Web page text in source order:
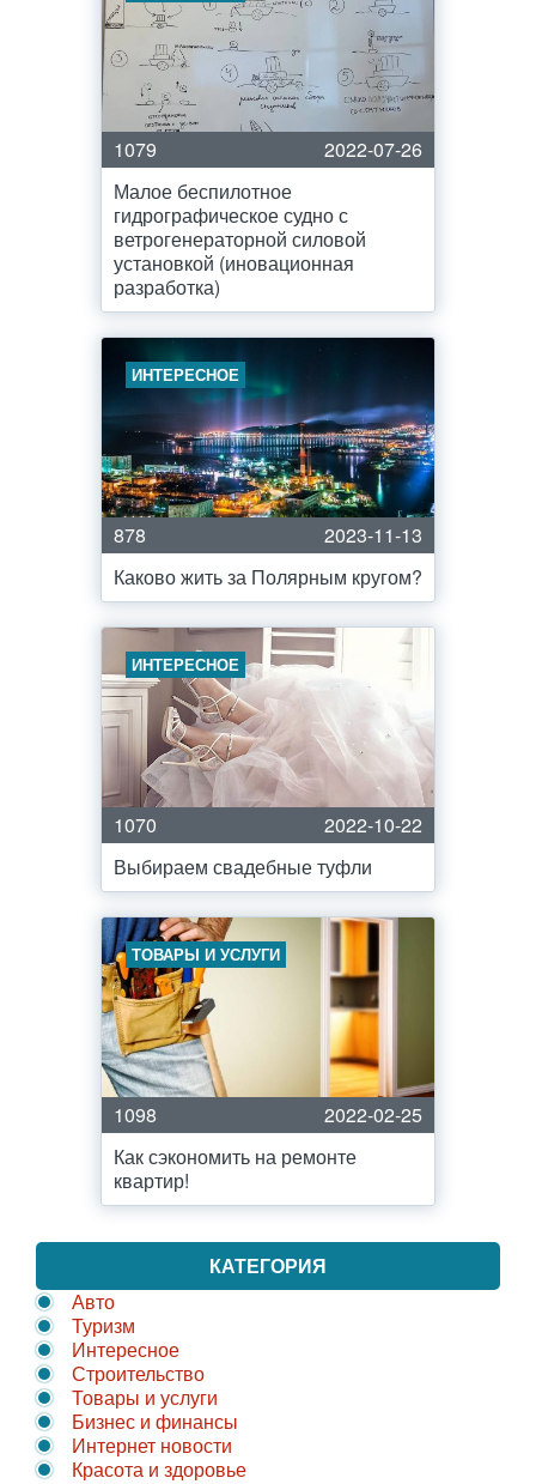
1079
2022-07-26
Малое беспилотное
гидрографическое судно с
ветрогенераторной силовой
установкой (иновационная
разработка)
ИНТЕРЕСНОЕ
878
2023-11-13
Каково жить за Полярным кругом?
ИНТЕРЕСНОЕ
1070
2022-10-22
Выбираем свадебные туфли
ТОВАРЫ И УСЛУГИ
1098
2022-02-25
Как сэкономить на ремонте
квартир!
КАТЕГОРИЯ
Авто
Туризм
Интересное
Строительство
Товары и услуги
Бизнес и финансы
Интернет новости
Красота и здоровье